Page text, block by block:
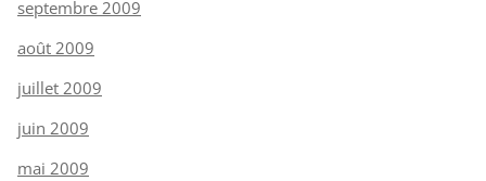
septembre 2009
août 2009
juillet 2009
juin 2009
mai 2009